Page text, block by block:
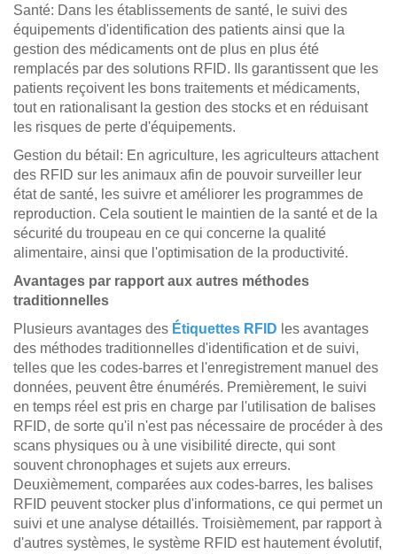
Santé: Dans les établissements de santé, le suivi des
équipements d'identification des patients ainsi que la
gestion des médicaments ont de plus en plus été
remplacés par des solutions RFID. Ils garantissent que les
patients reçoivent les bons traitements et médicaments,
tout en rationalisant la gestion des stocks et en réduisant
les risques de perte d'équipements.
Gestion du bétail: En agriculture, les agriculteurs attachent
des RFID sur les animaux afin de pouvoir surveiller leur
état de santé, les suivre et améliorer les programmes de
reproduction. Cela soutient le maintien de la santé et de la
sécurité du troupeau en ce qui concerne la qualité
alimentaire, ainsi que l'optimisation de la productivité.
Avantages par rapport aux autres méthodes
traditionnelles
Plusieurs avantages des Étiquettes RFID les avantages
des méthodes traditionnelles d'identification et de suivi,
telles que les codes-barres et l'enregistrement manuel des
données, peuvent être énumérés. Premièrement, le suivi
en temps réel est pris en charge par l'utilisation de balises
RFID, de sorte qu'il n'est pas nécessaire de procéder à des
scans physiques ou à une visibilité directe, qui sont
souvent chronophages et sujets aux erreurs.
Deuxièmement, comparées aux codes-barres, les balises
RFID peuvent stocker plus d'informations, ce qui permet un
suivi et une analyse détaillés. Troisièmement, par rapport à
d'autres systèmes, le système RFID est hautement évolutif,